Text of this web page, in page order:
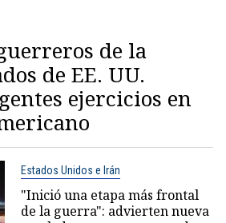
de la
de EE. UU.
ejercicios en
Estados Unidos e Irán
"Inició una etapa más frontal
de la guerra": advierten nueva